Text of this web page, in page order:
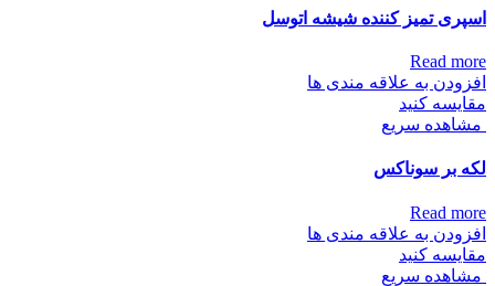
اسپری تمیز کننده شیشه اتوسل
Read more
افزودن به علاقه مندی ها
مقایسه کنید
مشاهده سریع
لکه بر سوناکس
Read more
افزودن به علاقه مندی ها
مقایسه کنید
مشاهده سریع